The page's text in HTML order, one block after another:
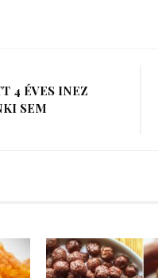
4 ÉVES INEZ
SEM